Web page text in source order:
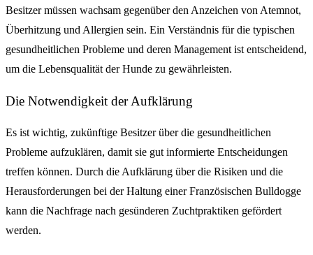
Besitzer müssen wachsam gegenüber den Anzeichen von Atemnot,
Überhitzung und Allergien sein. Ein Verständnis für die typischen
gesundheitlichen Probleme und deren Management ist entscheidend,
um die Lebensqualität der Hunde zu gewährleisten.
Die Notwendigkeit der Aufklärung
Es ist wichtig, zukünftige Besitzer über die gesundheitlichen
Probleme aufzuklären, damit sie gut informierte Entscheidungen
treffen können. Durch die Aufklärung über die Risiken und die
Herausforderungen bei der Haltung einer Französischen Bulldogge
kann die Nachfrage nach gesünderen Zuchtpraktiken gefördert
werden.